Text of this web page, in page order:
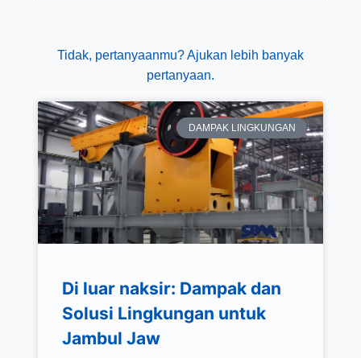
Tidak, pertanyaanmu? Ajukan lebih banyak
pertanyaan.
DAMPAK LINGKUNGAN
Di luar naksir: Dampak dan
Solusi Lingkungan untuk
Jambul Jaw